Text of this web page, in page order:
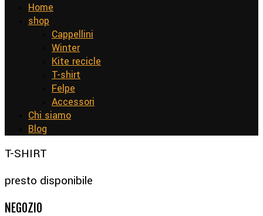
Home
shop
Cappellini
Winter
Kite recicle
T-shirt
Felpe
Accessori
Chi siamo
Blog
T-SHIRT
presto disponibile
NEGOZIO